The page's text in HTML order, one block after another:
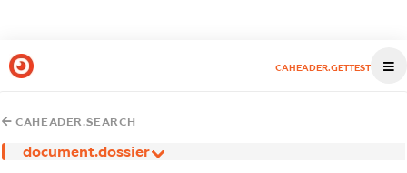
CAHEADER.GETTEST
CAHEADER.SEARCH
document.dossier